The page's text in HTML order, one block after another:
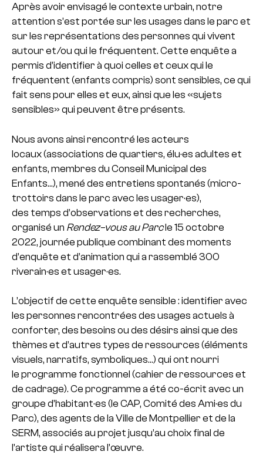
Après avoir envisagé le contexte urbain, notre
attention s’est portée sur les usages dans le parc et
sur les représentations des personnes qui vivent
autour et/ou qui le fréquentent. Cette enquête a
permis d’identifier à quoi celles et ceux qui le
fréquentent (enfants compris) sont sensibles, ce qui
fait sens pour elles et eux, ainsi que les «sujets
sensibles» qui peuvent être présents.
Nous avons ainsi rencontré les acteurs
locaux (associations de quartiers, élu·es adultes et
enfants, membres du Conseil Municipal des
Enfants…), mené des entretiens spontanés (micro-
trottoirs dans le parc avec les usager·es),
des temps d’observations et des recherches,
organisé un Rendez–vous au Parcle 15 octobre
2022, journée publique combinant des moments
d’enquête et d’animation qui a rassemblé 300
riverain·es et usager·es.
L’objectif de cette enquête sensible : identifier avec
les personnes rencontrées des usages actuels à
conforter, des besoins ou des désirs ainsi que des
thèmes et d’autres types de ressources (éléments
visuels, narratifs, symboliques…) qui ont nourri
le programme fonctionnel (cahier de ressources et
de cadrage). Ce programme a été co-écrit avec un
groupe d’habitant·es (le CAP, Comité des Ami·es du
Parc), des agents de la Ville de Montpellier et de la
SERM, associés au projet jusqu’au choix final de
l’artiste qui réalisera l’œuvre.